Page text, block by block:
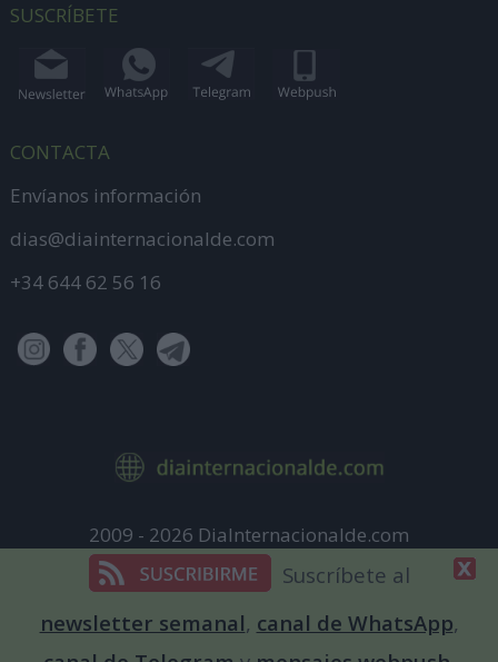
SUSCRÍBETE
CONTACTA
Envíanos información
dias@diainternacionalde.com
+34 644 62 56 16
2009 - 2026 DiaInternacionalde.com
Aviso Legal
Política de cookies
Suscríbete al
newsletter semanal, canal de WhatsApp,